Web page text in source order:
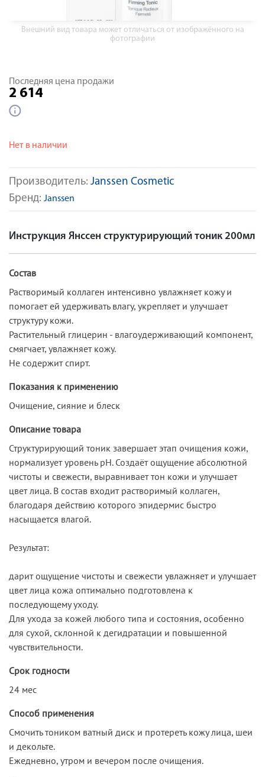
Внешний вид товара может отличаться от изображённого на
фотографии
Производитель: Janssen Cosmetic
Бренд: Janssen
Последняя цена продажи
2 614
Нет в наличии
Инструкция Янссен структурирующий тоник 200мл
Состав
Растворимый коллаген интенсивно увлажняет кожу и
помогает ей удерживать влагу, укрепляет и улучшает
структуру кожи.
Растительный глицерин - влагоудерживающий компонент,
смягчает, увлажняет кожу.
Не содержит спирт.
Показания к применению
Очищение, сияние и блеск
Описание товара
Структурирующий тоник завершает этап очищения кожи,
нормализует уровень pH. Создаёт ощущение абсолютной
чистоты и свежести, выравнивает тон кожи и улучшает
цвет лица. В состав входит растворимый коллаген,
благодаря действию которого эпидермис быстро
насыщается влагой.
Результат:
дарит ощущение чистоты и свежести увлажняет и улучшает
цвет лица кожа оптимально подготовлена к
последующему уходу.
Для ухода за кожей любого типа и состояния, особенно
для сухой, склонной к дегидратации и повышенной
чувствительности.
Срок годности
24 мес
Способ применения
Смочить тоником ватный диск и протереть кожу лица, шеи
и декольте.
Ежедневно, утром и вечером после очищения.